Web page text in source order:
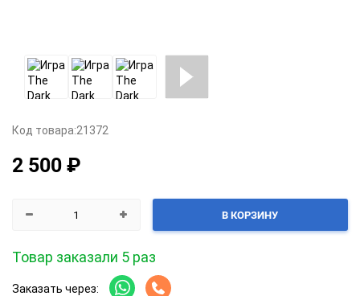
Код товара:21372
2 500 ₽
В КОРЗИНУ
Товар заказали 5 раз
Заказать через: